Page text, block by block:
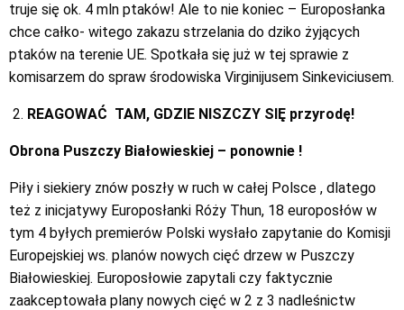
truje się ok. 4 mln ptaków! Ale to nie koniec – Europosłanka
chce całko- witego zakazu strzelania do dziko żyjących
ptaków na terenie UE. Spotkała się już w tej sprawie z
komisarzem do spraw środowiska Virginijusem Sinkeviciusem.
REAGOWAĆ TAM, GDZIE NISZCZY SIĘ przyrodę!
Obrona Puszczy Białowieskiej – ponownie !
Piły i siekiery znów poszły w ruch w całej Polsce , dlatego
też z inicjatywy Europosłanki Róży Thun, 18 europosłów w
tym 4 byłych premierów Polski wysłało zapytanie do Komisji
Europejskiej ws. planów nowych cięć drzew w Puszczy
Białowieskiej. Europosłowie zapytali czy faktycznie
zaakceptowała plany nowych cięć w 2 z 3 nadleśnictw